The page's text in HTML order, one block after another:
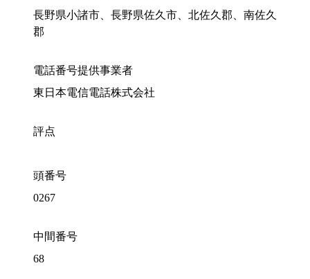
長野県小諸市、長野県佐久市、北佐久郡、南佐久
郡
電話番号提供事業者
東日本電信電話株式会社
評点
頭番号
0267
中間番号
68